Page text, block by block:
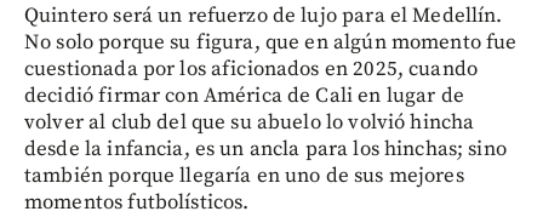
Quintero será un refuerzo de lujo para el Medellín.
No solo porque su figura, que en algún momento fue
cuestionada por los aficionados en 2025, cuando
decidió firmar con América de Cali en lugar de
volver al club del que su abuelo lo volvió hincha
desde la infancia, es un ancla para los hinchas; sino
también porque llegaría en uno de sus mejores
momentos futbolísticos.